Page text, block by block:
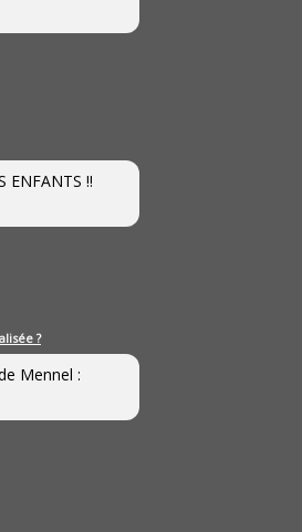
ENFANTS !!
?
Mennel :